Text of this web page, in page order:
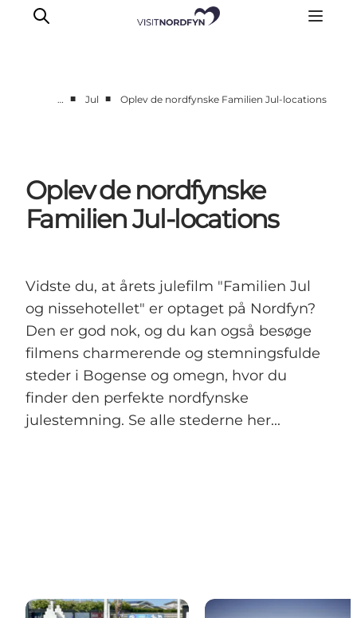
Spis og drik
Overnatning
Book oplevelser
… ■ Jul ■ Oplev de nordfynske Familien Jul-locations
Oplev de nordfynske
Familien Jul-locations
Vidste du, at årets julefilm "Familien Jul
og nissehotellet" er optaget på Nordfyn?
Den er god nok, og du kan også besøge
filmens charmerende og stemningsfulde
steder i Bogense og omegn, hvor du
finder den perfekte nordfynske
julestemning. Se alle stederne her...